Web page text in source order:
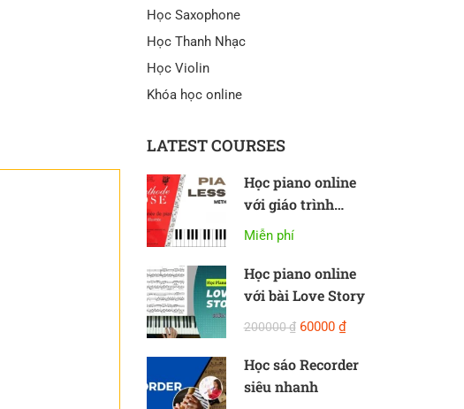
Học Saxophone
Học Thanh Nhạc
Học Violin
Khóa học online
LATEST COURSES
Học piano online
với giáo trình
Methode Rose
Miễn phí
Học piano online
với bài Love Story
200000 ₫ 60000 ₫
Học sáo Recorder
siêu nhanh